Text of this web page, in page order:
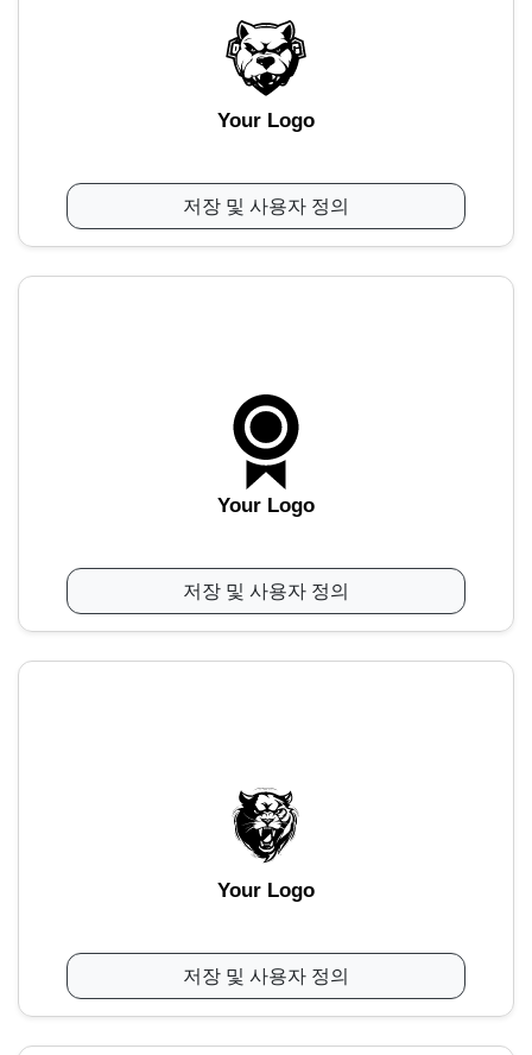
Your Logo
저장 및 사용자 정의
Your Logo
저장 및 사용자 정의
Your Logo
저장 및 사용자 정의